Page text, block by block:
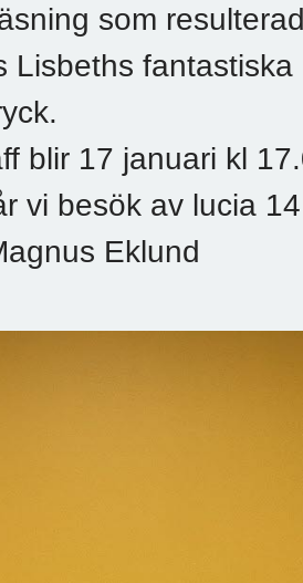
som
Lisbeths
blir 17 januari kl
vi besök av lucia
Eklund